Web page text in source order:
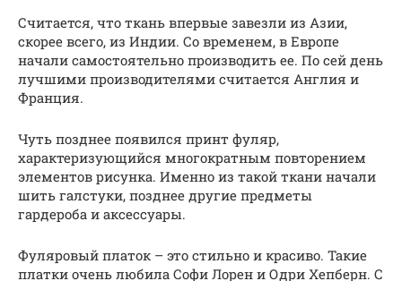
Считается, что ткань впервые завезли из Азии,
скорее всего, из Индии. Со временем, в Европе
начали самостоятельно производить ее. По сей день
лучшими производителями считается Англия и
Франция.
Чуть позднее появился принт фуляр,
характеризующийся многократным повторением
элементов рисунка. Именно из такой ткани начали
шить галстуки, позднее другие предметы
гардероба и аксессуары.
Фуляровый платок – это стильно и красиво. Такие
платки очень любила Софи Лорен и Одри Хепберн. С